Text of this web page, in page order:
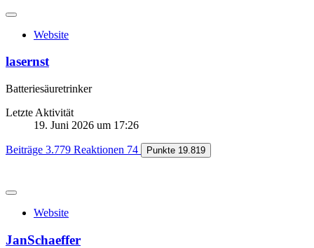
Website
lasernst
Batteriesäuretrinker
Letzte Aktivität
19. Juni 2026 um 17:26
Beiträge 3.779 Reaktionen 74 Punkte 19.819
Website
JanSchaeffer